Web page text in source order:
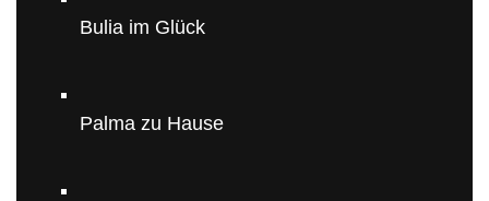
Bulia im Glück
Palma zu Hause